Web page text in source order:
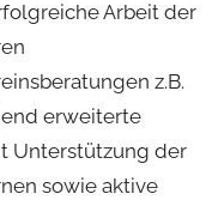
Arbeit der
z.B.
erweiterte
Unterstützung der
sowie aktive